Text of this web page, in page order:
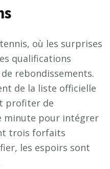
où les surprises
qualifications
rebondissements.
de la liste officielle
profiter de
minute pour intégrer
trois forfaits
les espoirs sont